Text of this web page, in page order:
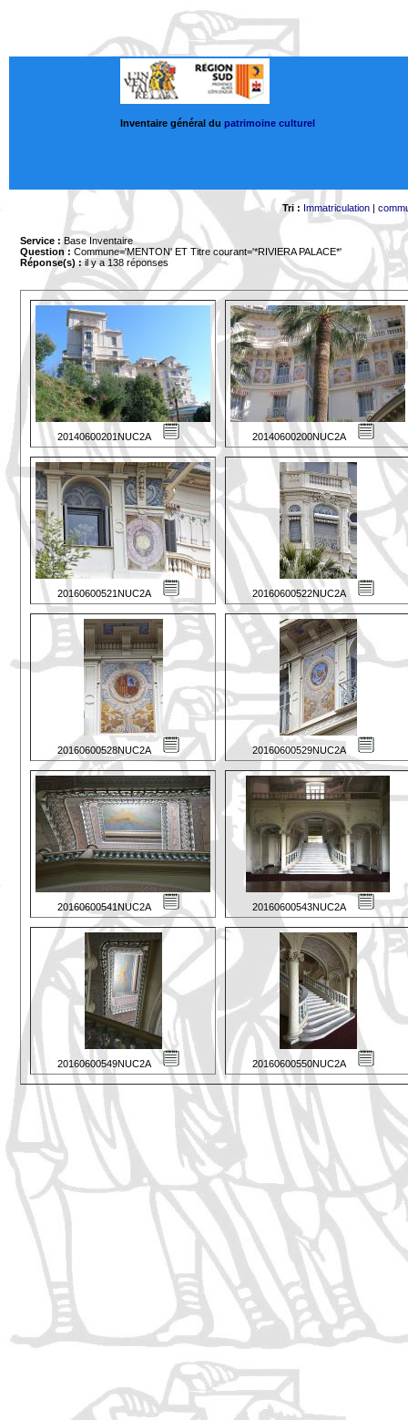
Inventaire général du patrimoine culturel
Tri : Immatriculation|
Service : Base Inventaire
Question : Commune='MENTON' ET Titre courant='*RIVIERA PALACE*'
Réponse(s) :il y a 138 réponses
20140600201NUC2A 20140600200NUC2A
20160600521NUC2A 20160600522NUC2A
20160600528NUC2A 20160600529NUC2A
20160600541NUC2A 20160600543NUC2A
20160600549NUC2A 20160600550NUC2A